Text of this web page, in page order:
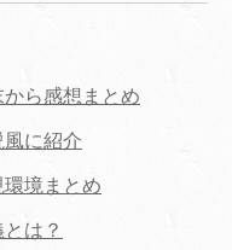
ら感想まとめ
風に紹介
境まとめ
は？